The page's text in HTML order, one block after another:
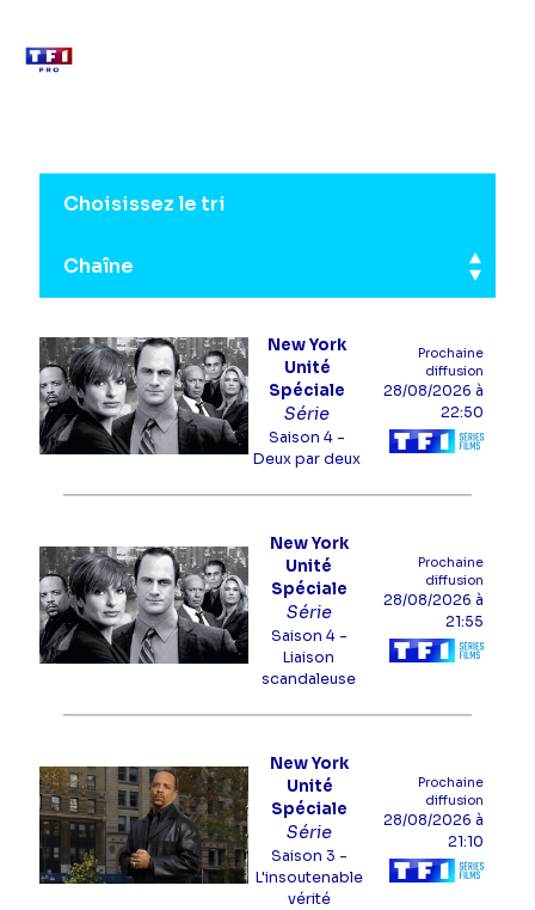
principal
Série
Chaîne
Choisissez le tri
New York
Unité
Spéciale
Série
Saison 4 -
Deux par deux
Prochaine
diffusion
28/08/2026 à
22:50
New York
Unité
Spéciale
Série
Saison 4 -
Liaison
scandaleuse
Prochaine
diffusion
28/08/2026 à
21:55
New York
Unité
Spéciale
Série
Saison 3 -
L'insoutenable
vérité
Prochaine
diffusion
28/08/2026 à
21:10